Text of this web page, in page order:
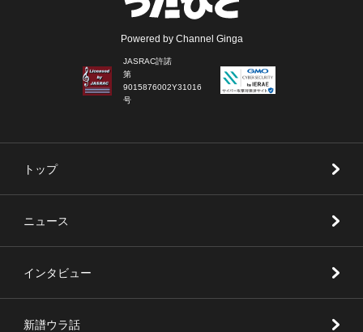
Powered by Channel Ginga
JASRAC許諾
第
9015876002Y31016
号
トップ
ニュース
インタビュー
新譜ウラ話